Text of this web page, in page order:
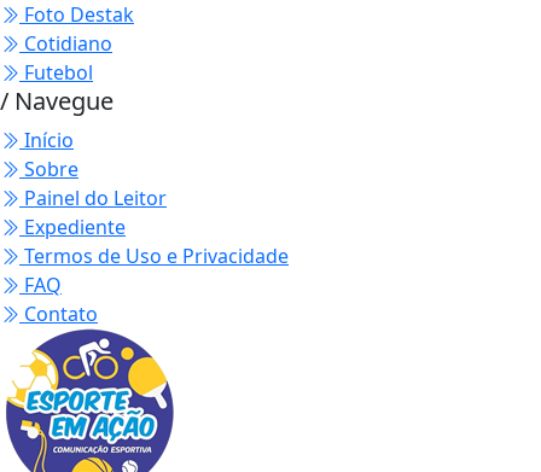
Foto Destak
Cotidiano
Futebol
/ Navegue
Início
Sobre
Painel do Leitor
Expediente
Termos de Uso e Privacidade
FAQ
Contato